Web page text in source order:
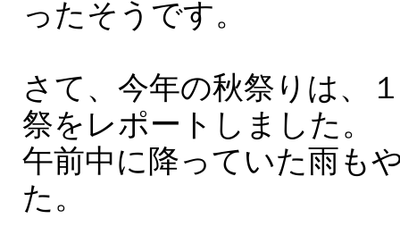
ったそうです。
さて、今年の秋祭りは、
祭をレポートしました。
午前中に降っていた雨も
た。